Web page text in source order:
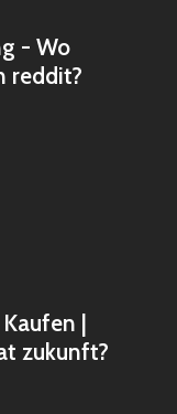
- Wo
reddit?
|
zukunft?